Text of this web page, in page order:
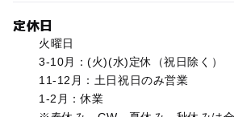
定休日
火曜日
3-10月：(火)(水)定休（祝日除く）
11-12月：土日祝日のみ営業
1-2月：休業